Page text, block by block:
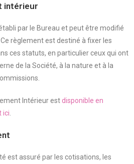
intérieur
par le Bureau et peut être modifié
règlement est destiné à fixer les
ces statuts, en particulier ceux qui ont
de la Société, à la nature et à la
Intérieur estdisponible en
ici
est assuré par les cotisations, les